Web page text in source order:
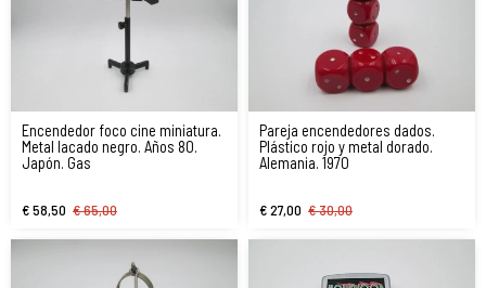
Encendedor foco cine miniatura.
Metal lacado negro. Años 80.
Japón. Gas
€ 58,50 € 65,00
Pareja encendedores dados.
Plástico rojo y metal dorado.
Alemania. 1970
€ 27,00 € 30,00